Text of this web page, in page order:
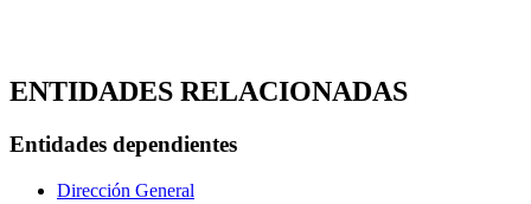
ENTIDADES RELACIONADAS
Entidades dependientes
Dirección General